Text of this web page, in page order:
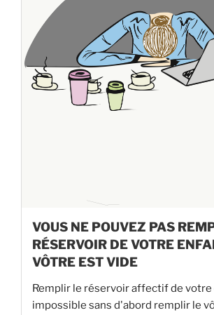
VOUS NE POUVEZ PAS
RÉSERVOIR DE VOTRE
VÔTRE EST VIDE
Remplir le réservoir affectif de
impossible sans d'abord remplir le